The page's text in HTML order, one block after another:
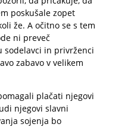
poskušale zopet
že. A očitno se s tem
ni preveč
sodelavci in privrženci
zabavo v velikem
plačati njegovi
njegovi slavni
sojenja bo